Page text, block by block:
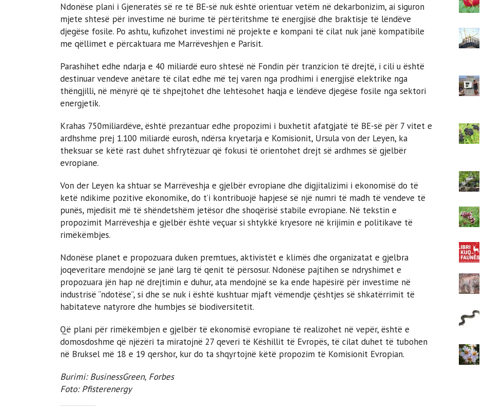
Ndonëse plani i Gjeneratës së re të BE-së nuk është orientuar vetëm në dekarbonizim, ai siguron
mjete shtesë për investime në burime të përtëritshme të energjisë dhe braktisje të lëndëve
djegëse fosile. Po ashtu, kufizohet investimi në projekte e kompani të cilat nuk janë kompatibile
me qëllimet e përcaktuara me Marrëveshjen e Parisit.
Parashihet edhe ndarja e 40 miliardë euro shtesë në Fondin për tranzicion të drejtë, i cili u është
destinuar vendeve anëtare të cilat edhe më tej varen nga prodhimi i energjisë elektrike nga
thëngjilli, në mënyrë që të shpejtohet dhe lehtësohet haqja e lëndëve djegëse fosile nga sektori
energjetik.
Krahas 750miliardëve, është prezantuar edhe propozimi i buxhetit afatgjatë të BE-së për 7 vitet e
ardhshme prej 1.100 miliardë eurosh, ndërsa kryetarja e Komisionit, Ursula von der Leyen, ka
theksuar se këtë rast duhet shfrytëzuar që fokusi të orientohet drejt së ardhmes së gjelbër
evropiane.
Von der Leyen ka shtuar se Marrëveshja e gjelbër evropiane dhe digjitalizimi i ekonomisë do të
ketë ndikime pozitive ekonomike, do t’i kontribuojë hapjesë së një numri të madh të vendeve të
punës, mjedisit më të shëndetshëm jetësor dhe shoqërisë stabile evropiane. Në tekstin e
propozimit Marrëveshja e gjelbër është veçuar si shtykkë kryesore në krijimin e politikave të
rimëkëmbjes.
Ndonëse planet e propozuara duken premtues, aktivistët e klimës dhe organizatat e gjelbra
joqeveritare mendojnë se janë larg të qenit të përsosur. Ndonëse pajtihen se ndryshimet e
propozuara jën hap në drejtimin e duhur, ata mendojnë se ka ende hapësirë për investime në
industrisë “ndotëse”, si dhe se nuk i është kushtuar mjaft vëmendje çështjes së shkatërrimit të
habitateve natyrore dhe humbjes së biodiversitetit.
Që plani për rimëkëmbjen e gjelbër të ekonomisë evropiane të realizohet në vepër, është e
domosdoshme që njëzëri ta miratojnë 27 qeveri të Këshillit të Evropës, të cilat duhet të tubohen
në Bruksel më 18 e 19 qershor, kur do ta shqyrtojnë këtë propozim të Komisionit Evropian.
Burimi: BusinessGreen, Forbes
Foto: Pfisterenergy